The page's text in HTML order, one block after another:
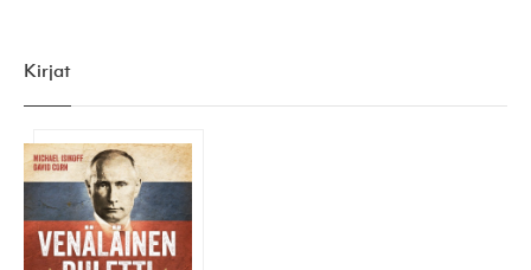
Kirjat
Venäläinen ruletti